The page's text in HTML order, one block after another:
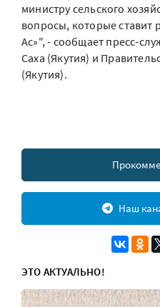
министру сельского
вопросы, которые ставит
Ас»", - сообщает пресс-
Саха (Якутия) и
(Якутия).
Наш
ЭТО АКТУАЛЬНО!